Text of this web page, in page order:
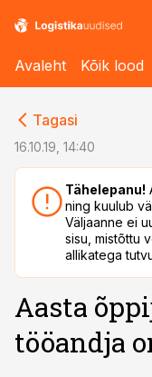
Avaleht Kõik lood
Tagasi
16.10.19, 14:40
Tähelepanu!
ning kuulub
Väljaanne ei
sisu, mistõttu
allikatega
Aasta
tööandja